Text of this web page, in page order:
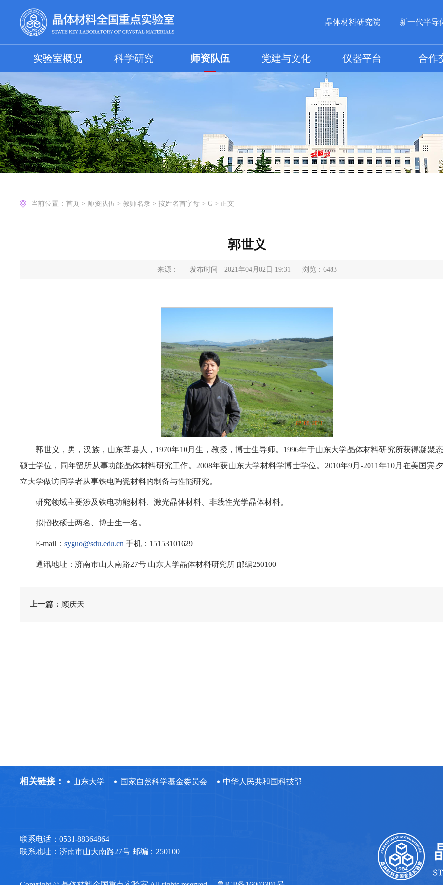
晶体材料研究院 新一代半导
实验室概况 科学研究 师资队伍 党建与文化 仪器平台 合作
当前位置： 首页 > 师资队伍 > 教师名录 > 按姓名首字母 > G > 正文
郭世义
来源： 发布时间：2021年04月02日 19:31 浏览：6483
郭世义，男，汉族，山东莘县人，1970年10月生，教授，博士生导师。1996年于山东大学晶体材料研究所获得凝聚
硕士学位，同年留所从事功能晶体材料研究工作。2008年获山东大学材料学博士学位。2010年9月-2011年10月在美国宾
立大学做访问学者从事铁电陶瓷材料的制备与性能研究。
研究领域主要涉及铁电功能材料、激光晶体材料、非线性光学晶体材料。
拟招收硕士两名、博士生一名。
E-mail：syguo@sdu.edu.cn 手机：15153101629
通讯地址：济南市山大南路27号 山东大学晶体材料研究所 邮编250100
上一篇： 顾庆天
相关链接： 山东大学 国家自然科学基金委员会 中华人民共和国科技部
联系电话：0531-88364864
联系地址：济南市山大南路27号 邮编：250100